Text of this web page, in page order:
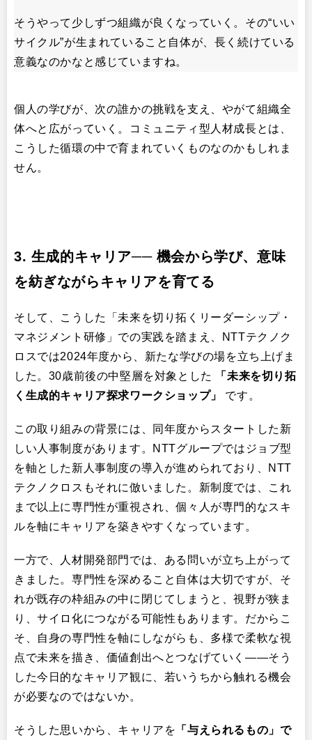
そうやって少しずつ組織が良くなっていく。その“いい
サイクル”が生まれていること自体が、長く続けている
意義なのかなと感じていますね。
個人の学びが、次の誰かの挑戦を支え、やがて組織全
体へと広がっていく。コミュニティ型人材成長とは、
こうした循環の中で育まれていくものなのかもしれま
せん。
3. 生成的キャリア── 機会から学び、意味
を紡ぎながらキャリアを育てる
そして、こうした「未来を切り拓くリーダーシップ・
マネジメント研修」での実践を踏まえ、NTTテクノク
ロスでは2024年度から、新たな学びの場を立ち上げま
した。30歳前後の中堅層を対象とした
「未来を切り拓
く生成的キャリア探求ワークショップ」
です。
この取り組みの背景には、同年度からスタートした新
しい人事制度があります。NTTグループではジョブ型
を軸とした新人事制度の導入が進められており、NTT
テクノクロスもそれに倣いました。新制度では、これ
まで以上に専門性が重視され、個々人が専門的なスキ
ルを軸にキャリアを築きやすくなっています。
一方で、人材開発部門では、ある問いが立ち上がって
きました。専門性を深めること自体は大切ですが、そ
れが既存の枠組みの中に閉じてしまうと、視野が狭ま
り、サイロ化につながる可能性もあります。だからこ
そ、自身の専門性を軸にしながらも、多様で柔軟な視
点で未来を描き、価値創出へとつなげていく——そう
した今日的なキャリア観に、若いうちから触れる機会
が必要なのではないか。
そうした思いから、キャリアを 「与えられるもの」で